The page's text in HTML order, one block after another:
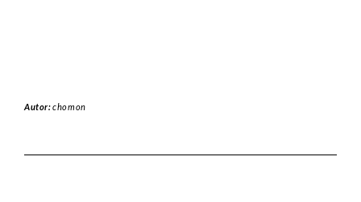
Autor:chomon